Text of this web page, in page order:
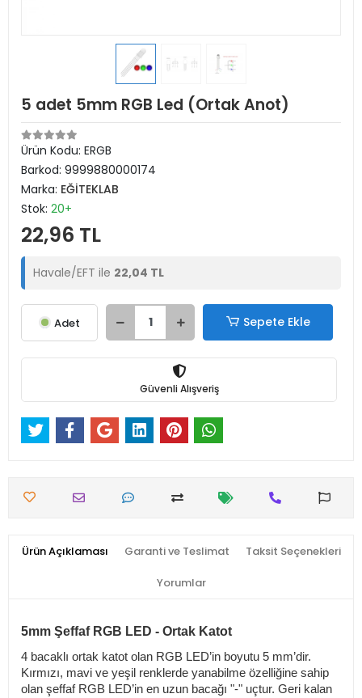
5 adet 5mm RGB Led (Ortak Anot)
Ürün Kodu: ERGB
Barkod: 9999880000174
Marka: EĞİTEKLAB
Stok: 20+
22,96 TL
Havale/EFT ile 22,04 TL
Adet Sepete Ekle
Güvenli Alışveriş
Ürün Açıklaması Garanti ve Teslimat Taksit Seçenekleri
Yorumlar
5mm Şeffaf RGB LED - Ortak Katot
4 bacaklı ortak katot olan RGB LED’in boyutu 5 mm’dir.
Kırmızı, mavi ve yeşil renklerde yanabilme özelliğine sahip
olan şeffaf RGB LED’in en uzun bacağı "-" uçtur. Geri kalan